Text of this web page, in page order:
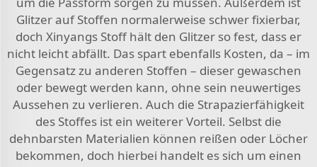
Glitzer auf Stoffen normalerweise schwer fixierbar,
doch Xinyangs Stoff hält den Glitzer so fest, dass er
nicht leicht abfällt. Das spart ebenfalls Kosten, da – im
Gegensatz zu anderen Stoffen – dieser gewaschen
oder bewegt werden kann, ohne sein neuwertiges
Aussehen zu verlieren. Auch die Strapazierfähigkeit
des Stoffes ist ein weiterer Vorteil. Selbst die
dehnbarsten Materialien können reißen oder Löcher
bekommen, doch hierbei handelt es sich um einen